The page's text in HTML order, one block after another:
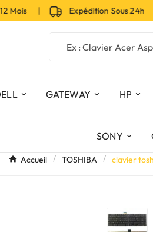
Mois | Expédition Sous 24h
GATEWAY HP
SONY
Accueil TOSHIBA clavier